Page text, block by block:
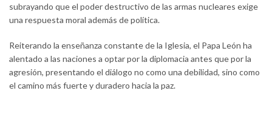
subrayando que el poder destructivo de las armas nucleares exige
una respuesta moral además de política.
Reiterando la enseñanza constante de la Iglesia, el Papa León ha
alentado a las naciones a optar por la diplomacia antes que por la
agresión, presentando el diálogo no como una debilidad, sino como
el camino más fuerte y duradero hacia la paz.